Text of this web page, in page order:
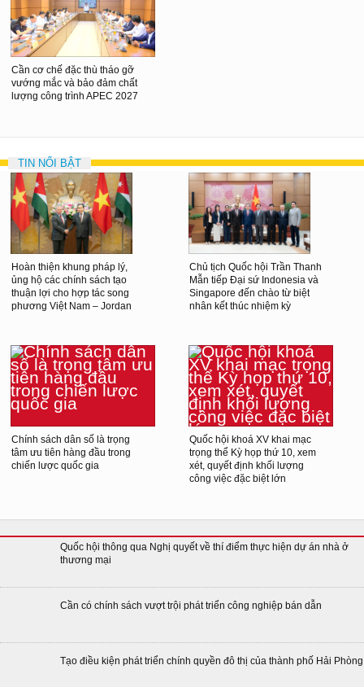
Cần cơ chế đặc thù tháo gỡ
vướng mắc và bảo đảm chất
lượng công trình APEC 2027
TIN NỔI BẬT
Hoàn thiện khung pháp lý,
ủng hộ các chính sách tạo
thuận lợi cho hợp tác song
phương Việt Nam – Jordan
Chủ tịch Quốc hội Trần Thanh
Mẫn tiếp Đại sứ Indonesia và
Singapore đến chào từ biệt
nhân kết thúc nhiệm kỳ
Chính sách dân số là trọng
tâm ưu tiên hàng đầu trong
chiến lược quốc gia
Quốc hội khoá XV khai mạc
trọng thể Kỳ họp thứ 10, xem
xét, quyết định khối lượng
công việc đặc biệt lớn
Quốc hội thông qua Nghị quyết về thí điểm thực hiện dự án nhà ở
thương mại
Cần có chính sách vượt trội phát triển công nghiệp bán dẫn
Tạo điều kiện phát triển chính quyền đô thị của thành phố Hải Phòng